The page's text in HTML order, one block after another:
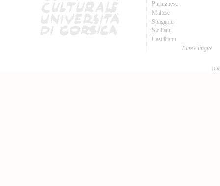
Purtughese
Maltese
Spagnolu
Sicilianu
Castillianu
Tutte e lingue